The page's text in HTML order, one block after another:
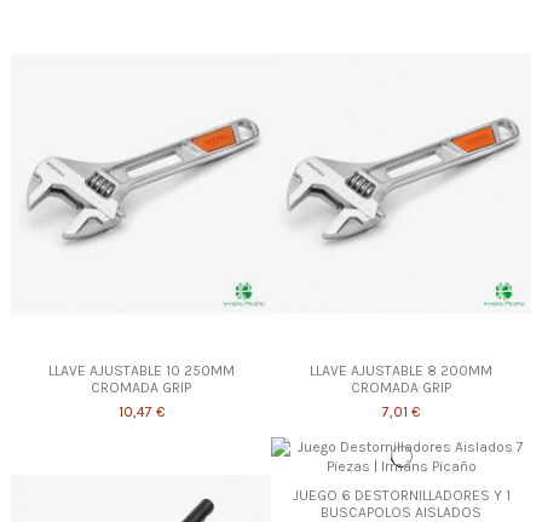
LLAVE AJUSTABLE 10 250MM
CROMADA GRIP
10,47 €
LLAVE AJUSTABLE 8 200MM
CROMADA GRIP
7,01 €
JUEGO 6 DESTORNILLADORES Y 1
BUSCAPOLOS AISLADOS